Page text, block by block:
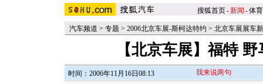
搜狐首页-新闻 -体育
汽车频道 > 专题 > 2006北京车展-斯柯达特约 > 北京车展展车
【北京车展】福特
时间：2006年11月16日08:13 我来说两句